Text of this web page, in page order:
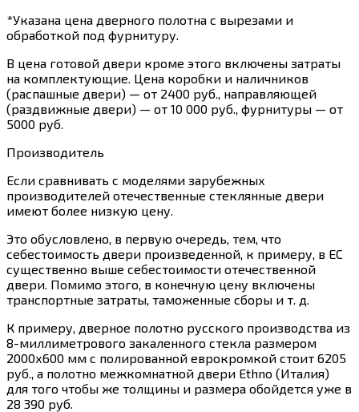
*Указана цена дверного полотна с вырезами и
обработкой под фурнитуру.
В цена готовой двери кроме этого включены затраты
на комплектующие. Цена коробки и наличников
(распашные двери) — от 2400 руб., направляющей
(раздвижные двери) — от 10 000 руб., фурнитуры — от
5000 руб.
Производитель
Если сравнивать с моделями зарубежных
производителей отечественные стеклянные двери
имеют более низкую цену.
Это обусловлено, в первую очередь, тем, что
себестоимость двери произведенной, к примеру, в ЕС
существенно выше себестоимости отечественной
двери. Помимо этого, в конечную цену включены
транспортные затраты, таможенные сборы и т. д.
К примеру, дверное полотно русского производства из
8-миллиметрового закаленного стекла размером
2000х600 мм с полированной еврокромкой стоит 6205
руб., а полотно межкомнатной двери Ethno (Италия)
для того чтобы же толщины и размера обойдется уже в
28 390 руб.